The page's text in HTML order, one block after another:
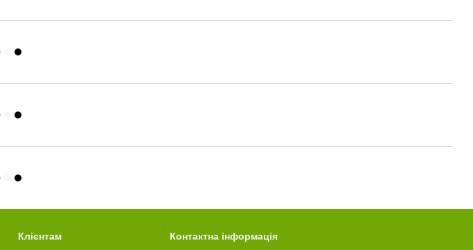
Клієнтам Контактна інформація